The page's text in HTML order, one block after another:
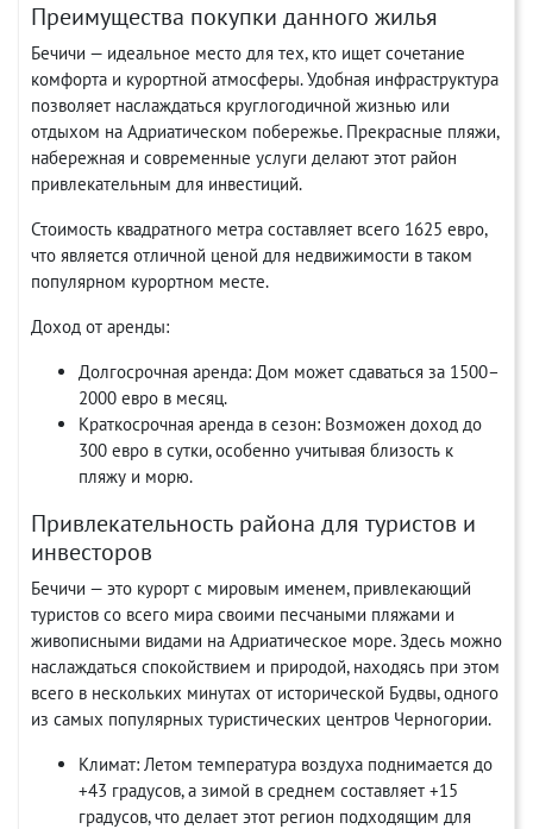
Преимущества покупки данного жилья
Бечичи — идеальное место для тех, кто ищет сочетание
комфорта и курортной атмосферы. Удобная инфраструктура
позволяет наслаждаться круглогодичной жизнью или
отдыхом на Адриатическом побережье. Прекрасные пляжи,
набережная и современные услуги делают этот район
привлекательным для инвестиций.
Стоимость квадратного метра составляет всего 1625 евро,
что является отличной ценой для недвижимости в таком
популярном курортном месте.
Доход от аренды:
Долгосрочная аренда: Дом может сдаваться за 1500–
2000 евро в месяц.
Краткосрочная аренда в сезон: Возможен доход до
300 евро в сутки, особенно учитывая близость к
пляжу и морю.
Привлекательность района для туристов и
инвесторов
Бечичи — это курорт с мировым именем, привлекающий
туристов со всего мира своими песчаными пляжами и
живописными видами на Адриатическое море. Здесь можно
наслаждаться спокойствием и природой, находясь при этом
всего в нескольких минутах от исторической Будвы, одного
из самых популярных туристических центров Черногории.
Климат: Летом температура воздуха поднимается до
+43 градусов, а зимой в среднем составляет +15
градусов, что делает этот регион подходящим для